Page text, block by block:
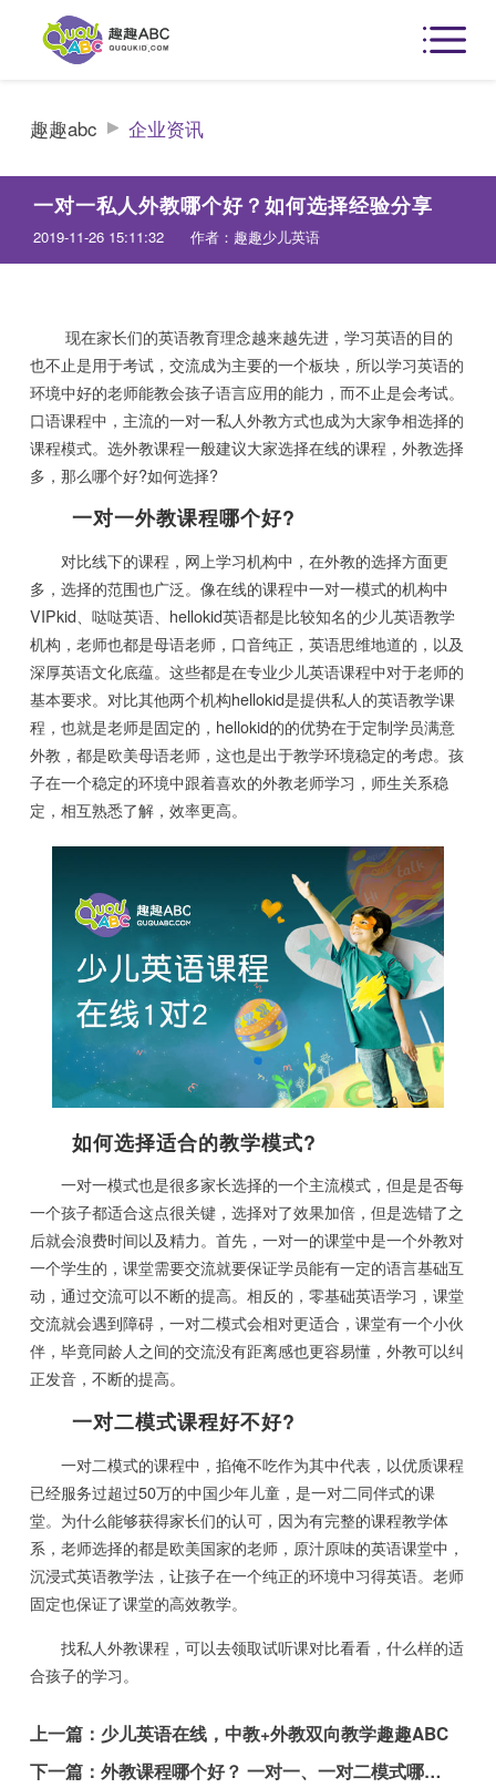
趣趣abc 企业资讯
一对一私人外教哪个好？如何选择经验分享
2019-11-26 15:11:32 作者：趣趣少儿英语
现在家长们的英语教育理念越来越先进，学习英语的目的
也不止是用于考试，交流成为主要的一个板块，所以学习英语的
环境中好的老师能教会孩子语言应用的能力，而不止是会考试。
口语课程中，主流的一对一私人外教方式也成为大家争相选择的
课程模式。选外教课程一般建议大家选择在线的课程，外教选择
多，那么哪个好?如何选择?
一对一外教课程哪个好?
对比线下的课程，网上学习机构中，在外教的选择方面更
多，选择的范围也广泛。像在线的课程中一对一模式的机构中
VIPkid、哒哒英语、hellokid英语都是比较知名的少儿英语教学
机构，老师也都是母语老师，口音纯正，英语思维地道的，以及
深厚英语文化底蕴。这些都是在专业少儿英语课程中对于老师的
基本要求。对比其他两个机构hellokid是提供私人的英语教学课
程，也就是老师是固定的，hellokid的的优势在于定制学员满意
外教，都是欧美母语老师，这也是出于教学环境稳定的考虑。孩
子在一个稳定的环境中跟着喜欢的外教老师学习，师生关系稳
定，相互熟悉了解，效率更高。
如何选择适合的教学模式?
一对一模式也是很多家长选择的一个主流模式，但是是否每
一个孩子都适合这点很关键，选择对了效果加倍，但是选错了之
后就会浪费时间以及精力。首先，一对一的课堂中是一个外教对
一个学生的，课堂需要交流就要保证学员能有一定的语言基础互
动，通过交流可以不断的提高。相反的，零基础英语学习，课堂
交流就会遇到障碍，一对二模式会相对更适合，课堂有一个小伙
伴，毕竟同龄人之间的交流没有距离感也更容易懂，外教可以纠
正发音，不断的提高。
一对二模式课程好不好?
一对二模式的课程中，掐俺不吃作为其中代表，以优质课程
已经服务过超过50万的中国少年儿童，是一对二同伴式的课
堂。为什么能够获得家长们的认可，因为有完整的课程教学体
系，老师选择的都是欧美国家的老师，原汁原味的英语课堂中，
沉浸式英语教学法，让孩子在一个纯正的环境中习得英语。老师
固定也保证了课堂的高效教学。
找私人外教课程，可以去领取试听课对比看看，什么样的适
合孩子的学习。
上一篇： 少儿英语在线，中教+外教双向教学趣趣ABC
下一篇：
外教课程哪个好？ 一对一、一对二模式哪个好？